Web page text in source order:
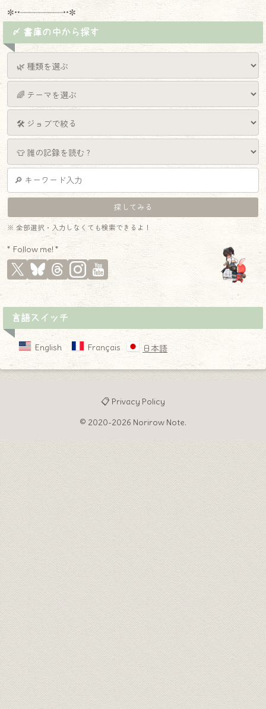
✼••┈┈┈┈┈┈┈┈┈••✼
〆 書庫の中から探す
※ 全部選択・入力しなくても検索できるよ！
* Follow me! *
言語スイッチ
English Français 日本語
📋 Privacy Policy
© 2020-2026 Norirow Note.